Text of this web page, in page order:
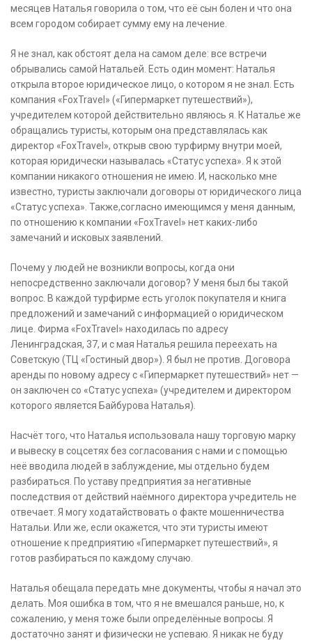
месяцев Наталья говорила о том, что её сын болен и что она
всем городом собирает сумму ему на лечение.
Я не знал, как обстоят дела на самом деле: все встречи
обрывались самой Натальей. Есть один момент: Наталья
открыла второе юридическое лицо, о котором я не знал. Есть
компания «FoxTravel» («Гипермаркет путешествий»),
учредителем которой действительно являюсь я. К Наталье же
обращались туристы, которым она представлялась как
директор «FoxTravel», открыв свою турфирму внутри моей,
которая юридически называлась «Статус успеха». Я к этой
компании никакого отношения не имею. И, насколько мне
известно, туристы заключали договоры от юридического лица
«Статус успеха». Также,согласно имеющимся у меня данным,
по отношению к компании «FoxTravel» нет каких-либо
замечаний и исковых заявлений.
Почему у людей не возникли вопросы, когда они
непосредственно заключали договор? У меня был бы такой
вопрос. В каждой турфирме есть уголок покупателя и книга
предложений и замечаний с информацией о юридическом
лице. Фирма «FoxTravel» находилась по адресу
Ленинградская, 37, и с мая Наталья решила переехать на
Советскую (ТЦ «Гостиный двор»). Я был не против. Договора
аренды по новому адресу с «Гипермаркет путешествий» нет —
он заключен со «Статус успеха» (учредителем и директором
которого является Байбурова Наталья).
Насчёт того, что Наталья использовала нашу торговую марку
и вывеску в соцсетях без согласования с нами и с помощью
неё вводила людей в заблуждение, мы отдельно будем
разбираться. По уставу предприятия за негативные
последствия от действий наёмного директора учредитель не
отвечает. Я могу ходатайствовать о факте мошенничества
Натальи. Или же, если окажется, что эти туристы имеют
отношение к предприятию «Гипермаркет путешествий», я
готов разбираться по каждому случаю.
Наталья обещала передать мне документы, чтобы я начал это
делать. Моя ошибка в том, что я не вмешался раньше, но, к
сожалению, у меня тоже были определённые вопросы. Я
достаточно занят и физически не успеваю. Я никак не буду